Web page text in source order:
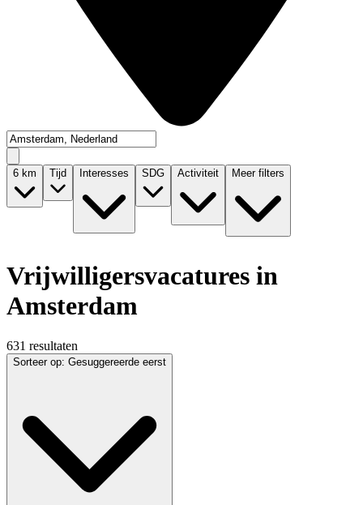
6 km Tijd Interesses SDG Activiteit Meer filters
Vrijwilligersvacatures in
Amsterdam
631 resultaten
Sorteer op: Gesuggereerde eerst